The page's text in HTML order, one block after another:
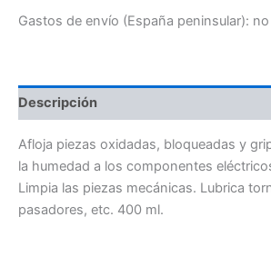
Gastos de envío (España peninsular):
Descripción
Afloja piezas oxidadas, bloqueadas y
la humedad a los componentes
Limpia las piezas mecánicas. Lubrica
pasadores, etc. 400 ml.